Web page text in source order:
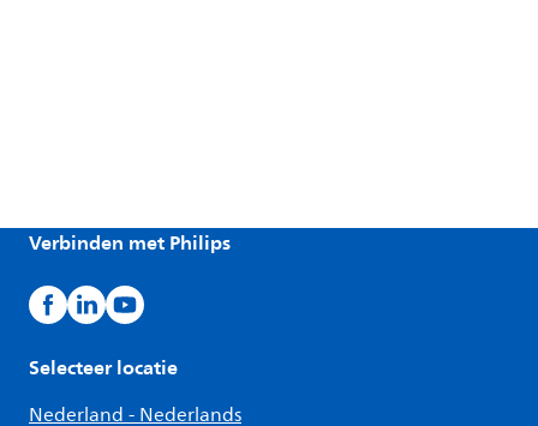
Verbinden met Philips
Selecteer locatie
Nederland - Nederlands